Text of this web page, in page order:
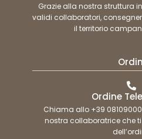
Grazie alla nostra struttura
validi collaboratori,
il territorio
Ordine
Chiama allo +39
nostra collaboratrice che